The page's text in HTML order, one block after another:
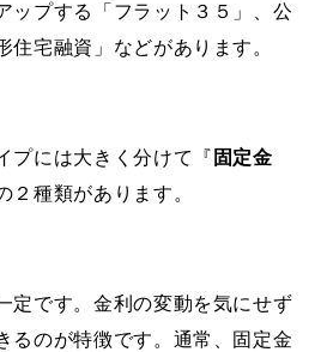
ップする「フラット３５」、公
住宅融資」などがあります。
プには大きく分けて『 固定金
２種類があります。
定です。金利の変動を気にせず
るのが特徴です。通常、固定金